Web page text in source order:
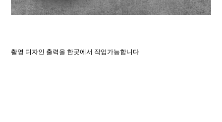
촬영 디자인 출력을 한곳에서 작업가능합니다